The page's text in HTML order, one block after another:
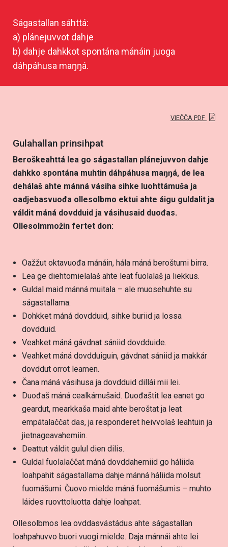
Ságastallan sáhttá:
a) plánejuvvot dahje
b) dahje dahkkot spontána mánáin juoga
dáhpáhusa maŋŋá.
VIEČČA PDF
Gulahallan prinsihpat
Beroškeahttá lea go ságastallan plánejuvvon dahje
dahkko spontána muhtin dáhpáhusa maŋŋá, de lea
dehálaš ahte mánná vásiha sihke luohttámuša ja
oadjebasvuođa ollesolbmo ektui ahte áigu guldalit ja
váldit máná dovdduid ja vásihusaid duođas.
Ollesolmmožin fertet don:
Oažžut oktavuođa mánáin, hála máná beroštumi birra.
Lea ge diehtomielalaš ahte leat fuolalaš ja liekkus.
Guldal maid mánná muitala – ale muosehuhte su
ságastallama.
Dohkket máná dovdduid, sihke buriid ja lossa
dovdduid.
Veahket máná gávdnat sániid dovdduide.
Veahket máná dovdduiguin, gávdnat sániid ja makkár
dovddut orrot leamen.
Čana máná vásihusa ja dovdduid dillái mii lei.
Duođaš máná cealkámušaid. Duođaštit lea eanet go
geardut, mearkkaša maid ahte beroštat ja leat
empátalaččat das, ja responderet heivvolaš leahtuin ja
jietnageavahemiin.
Deattut váldit gulul dien dilis.
Guldal fuolalaččat máná dovddahemiid go háliida
loahpahit ságastallama dahje mánná háliida molsut
fuomášumi. Čuovo mielde máná fuomášumis – muhto
láides ruovttoluotta dahje loahpat.
Ollesolbmos lea ovddasvástádus ahte ságastallan
loahpahuvvo buori vuogi mielde. Daja mánnái ahte lei